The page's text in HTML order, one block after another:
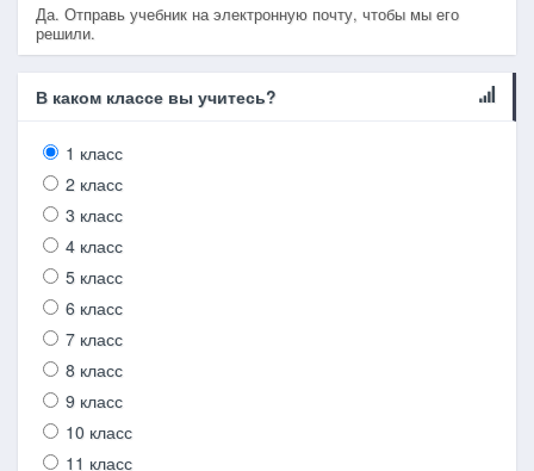
Да. Отправь учебник на электронную почту, чтобы мы его
решили.
В каком классе вы учитесь?
1 класс
2 класс
3 класс
4 класс
5 класс
6 класс
7 класс
8 класс
9 класс
10 класс
11 класс